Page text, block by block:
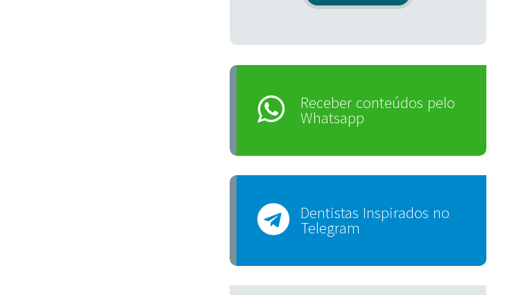
Receber conteúdos pelo
Whatsapp
Dentistas Inspirados no
Telegram